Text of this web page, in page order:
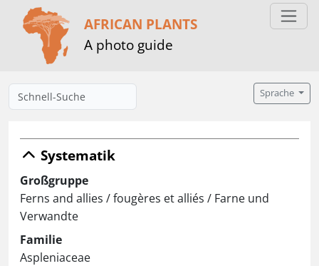
AFRICAN PLANTS
A photo guide
Sprache
Systematik
Großgruppe
Ferns and allies / fougères et alliés / Farne und
Verwandte
Familie
Aspleniaceae